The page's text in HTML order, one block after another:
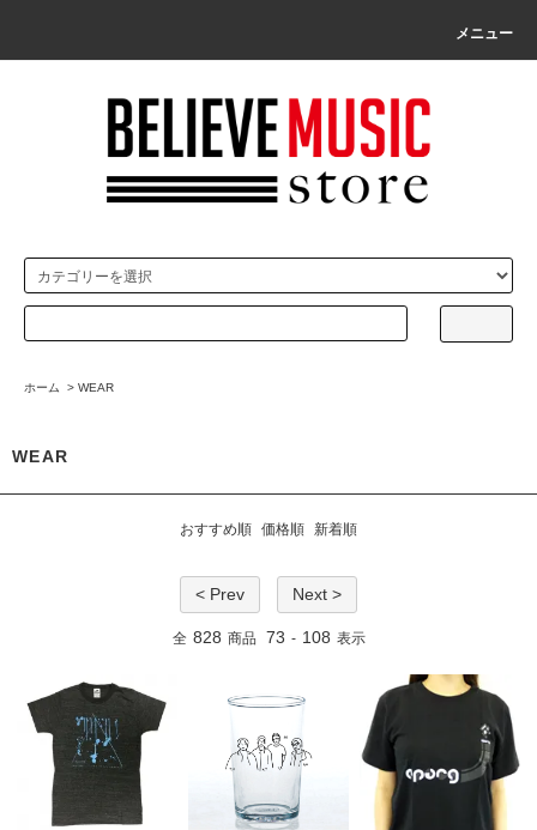
メニュー
ホーム > WEAR
WEAR
おすすめ順 価格順 新着順
< Prev Next >
全 828 商品 73 - 108 表示